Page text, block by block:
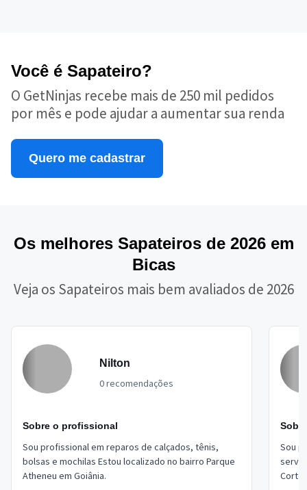
Você é Sapateiro?
O GetNinjas recebe mais de 250 mil pedidos
por mês e pode ajudar a aumentar sua renda
Quero me cadastrar
Os melhores Sapateiros de 2026 em
Bicas
Veja os Sapateiros mais bem avaliados de 2026
Nilton
0 recomendações
Sobre o profissional
Sou profissional em reparos de calçados, tênis,
bolsas e mochilas Estou localizado no bairro Parque
Atheneu em Goiânia.
Sou
Corte